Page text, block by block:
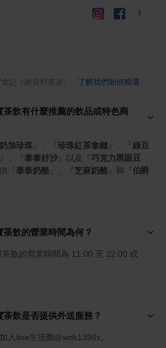
記（附資料來源） 了解我們如何精選
飲有什麼推薦的飲品或特色商
加珍珠 珍珠紅茶拿鐵
綠豆
泰泰好沙 以及
巧克力黑眼豆
泰泰奶酪 芝麻奶酪 和
伯爵
飲的營業時間為何？
飲的營業時間為 11:00 至 22:00 或
飲是否提供外送服務？
入line生活圈@wdk1398x。